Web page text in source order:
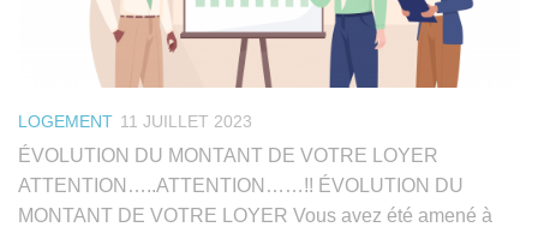
LOGEMENT 11 JUILLET 2023
ÉVOLUTION DU MONTANT DE VOTRE LOYER
ATTENTION…..ATTENTION……!! ÉVOLUTION DU
MONTANT DE VOTRE LOYER Vous avez été amené à